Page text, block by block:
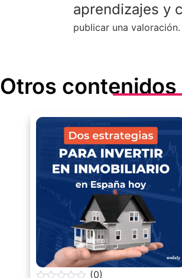
aprendizajes y
publicar una valoración.
Otros
(0)